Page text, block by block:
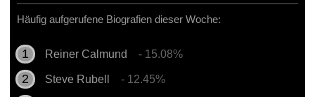
Häufig aufgerufene Biografien dieser Woche:
Reiner Calmund - 15.08%
Steve Rubell - 12.45%